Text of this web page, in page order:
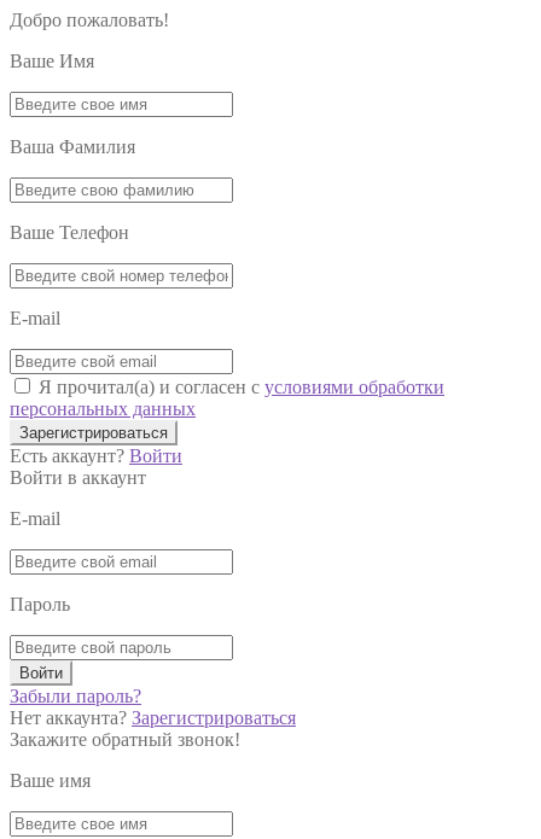
Добро пожаловать!
Ваше Имя
Ваша Фамилия
Ваше Телефон
E-mail
Я прочитал(а) и согласен с условиями обработки
персональных данных
Зарегистрироваться
Есть аккаунт? Войти
Войти в аккаунт
E-mail
Пароль
Войти
Забыли пароль?
Нет аккаунта? Зарегистрироваться
Закажите обратный звонок!
Ваше имя